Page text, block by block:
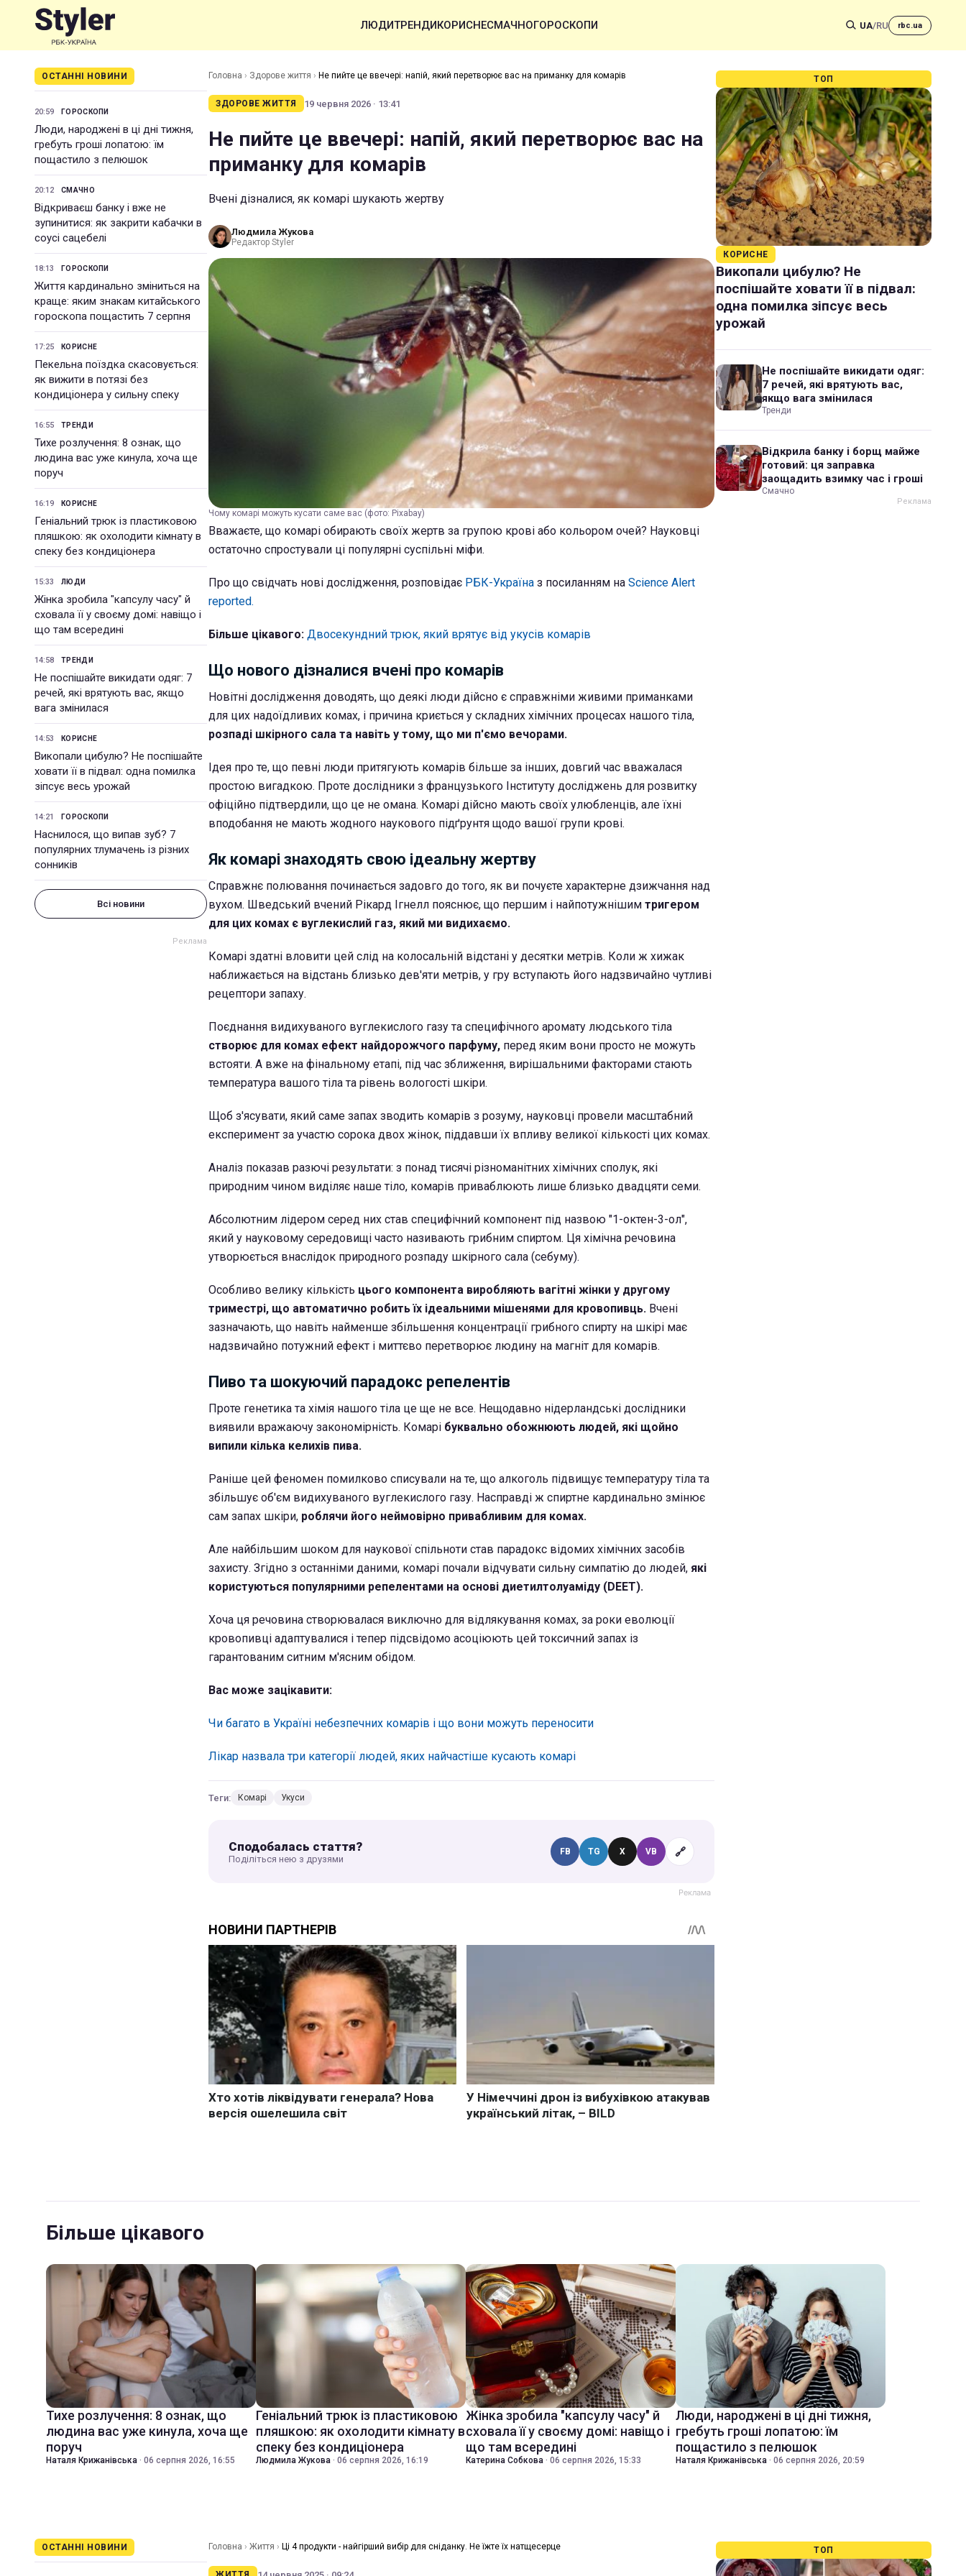
ЛЮДИТРЕНДИКОРИСНЕСМАЧНОГОРОСКОПИ UA/RU rbc.ua
ОСТАННІ НОВИНИ
20:59 ГОРОСКОПИ
Люди, народжені в ці дні тижня,
гребуть гроші лопатою: їм
пощастило з пелюшок
20:12 СМАЧНО
Відкриваєш банку і вже не
зупинитися: як закрити кабачки в
соусі сацебелі
18:13 ГОРОСКОПИ
Життя кардинально зміниться на
краще: яким знакам китайського
гороскопа пощастить 7 серпня
17:25 КОРИСНЕ
Пекельна поїздка скасовується:
як вижити в потязі без
кондиціонера у сильну спеку
16:55 ТРЕНДИ
Тихе розлучення: 8 ознак, що
людина вас уже кинула, хоча ще
поруч
16:19 КОРИСНЕ
Геніальний трюк із пластиковою
пляшкою: як охолодити кімнату в
спеку без кондиціонера
15:33 ЛЮДИ
Жінка зробила "капсулу часу" й
сховала її у своєму домі: навіщо і
що там всередині
14:58 ТРЕНДИ
Не поспішайте викидати одяг: 7
речей, які врятують вас, якщо
вага змінилася
14:53 КОРИСНЕ
Викопали цибулю? Не поспішайте
ховати її в підвал: одна помилка
зіпсує весь урожай
14:21 ГОРОСКОПИ
Наснилося, що випав зуб? 7
популярних тлумачень із різних
сонників
Всі новини
Головна › Здорове життя › Не пийте це ввечері: напій, який перетворює вас на приманку для комарів
ЗДОРОВЕ ЖИТТЯ 19 червня 2026 · 13:41
Не пийте це ввечері: напій, який перетворює вас на
приманку для комарів
Вчені дізналися, як комарі шукають жертву
Людмила Жукова
Редактор Styler
Чому комарі можуть кусати саме вас (фото: Pixabay)
Вважаєте, що комарі обирають своїх жертв за групою крові або кольором очей? Науковці
остаточно спростували ці популярні суспільні міфи.
Про що свідчать нові дослідження, розповідає РБК-Україна з посиланням на Science Alert
reported.
Більше цікавого: Двосекундний трюк, який врятує від укусів комарів
Що нового дізналися вчені про комарів
Новітні дослідження доводять, що деякі люди дійсно є справжніми живими приманками
для цих надоїдливих комах, і причина криється у складних хімічних процесах нашого тіла,
розпаді шкірного сала та навіть у тому, що ми п'ємо вечорами.
Ідея про те, що певні люди притягують комарів більше за інших, довгий час вважалася
простою вигадкою. Проте дослідники з французького Інституту досліджень для розвитку
офіційно підтвердили, що це не омана. Комарі дійсно мають своїх улюбленців, але їхні
вподобання не мають жодного наукового підґрунтя щодо вашої групи крові.
Як комарі знаходять свою ідеальну жертву
Справжнє полювання починається задовго до того, як ви почуєте характерне дзижчання над
вухом. Шведський вчений Рікард Ігнелл пояснює, що першим і найпотужнішим тригером
для цих комах є вуглекислий газ, який ми видихаємо.
Комарі здатні вловити цей слід на колосальній відстані у десятки метрів. Коли ж хижак
наближається на відстань близько дев'яти метрів, у гру вступають його надзвичайно чутливі
рецептори запаху.
Поєднання видихуваного вуглекислого газу та специфічного аромату людського тіла
створює для комах ефект найдорожчого парфуму, перед яким вони просто не можуть
встояти. А вже на фінальному етапі, під час зближення, вирішальними факторами стають
температура вашого тіла та рівень вологості шкіри.
Щоб з'ясувати, який саме запах зводить комарів з розуму, науковці провели масштабний
експеримент за участю сорока двох жінок, піддавши їх впливу великої кількості цих комах.
Аналіз показав разючі результати: з понад тисячі різноманітних хімічних сполук, які
природним чином виділяє наше тіло, комарів приваблюють лише близько двадцяти семи.
Абсолютним лідером серед них став специфічний компонент під назвою "1-октен-3-ол",
який у науковому середовищі часто називають грибним спиртом. Ця хімічна речовина
утворюється внаслідок природного розпаду шкірного сала (себуму).
Особливо велику кількість цього компонента виробляють вагітні жінки у другому
триместрі, що автоматично робить їх ідеальними мішенями для кровопивць. Вчені
зазначають, що навіть найменше збільшення концентрації грибного спирту на шкірі має
надзвичайно потужний ефект і миттєво перетворює людину на магніт для комарів.
Пиво та шокуючий парадокс репелентів
Проте генетика та хімія нашого тіла це ще не все. Нещодавно нідерландські дослідники
виявили вражаючу закономірність. Комарі буквально обожнюють людей, які щойно
випили кілька келихів пива.
Раніше цей феномен помилково списували на те, що алкоголь підвищує температуру тіла та
збільшує об'єм видихуваного вуглекислого газу. Насправді ж спиртне кардинально змінює
сам запах шкіри, роблячи його неймовірно привабливим для комах.
Але найбільшим шоком для наукової спільноти став парадокс відомих хімічних засобів
захисту. Згідно з останніми даними, комарі почали відчувати сильну симпатію до людей, які
користуються популярними репелентами на основі диетилтолуаміду (DEET).
Хоча ця речовина створювалася виключно для відлякування комах, за роки еволюції
кровопивці адаптувалися і тепер підсвідомо асоціюють цей токсичний запах із
гарантованим ситним м'ясним обідом.
Вас може зацікавити:
Чи багато в Україні небезпечних комарів і що вони можуть переносити
Лікар назвала три категорії людей, яких найчастіше кусають комарі
Теги: Комарі Укуси
Сподобалась стаття?
Поділіться нею з друзями
FB TG X VB 🔗
ТОП
КОРИСНЕ
Викопали цибулю? Не
поспішайте ховати її в підвал:
одна помилка зіпсує весь
урожай
Не поспішайте викидати одяг:
7 речей, які врятують вас,
якщо вага змінилася
Тренди
Відкрила банку і борщ майже
готовий: ця заправка
заощадить взимку час і гроші
Смачно
Більше цікавого
Тихе розлучення: 8 ознак, що
людина вас уже кинула, хоча ще
поруч
Наталя Крижанівська · 06 серпня 2026, 16:55
Геніальний трюк із пластиковою
пляшкою: як охолодити кімнату в
спеку без кондиціонера
Людмила Жукова · 06 серпня 2026, 16:19
Жінка зробила "капсулу часу" й
сховала її у своєму домі: навіщо і
що там всередині
Катерина Собкова · 06 серпня 2026, 15:33
Люди, народжені в ці дні тижня,
гребуть гроші лопатою: їм
пощастило з пелюшок
Наталя Крижанівська · 06 серпня 2026, 20:59
ОСТАННІ НОВИНИ Головна › Життя › Ці 4 продукти - найгірший вибір для сніданку. Не їжте їх натщесерце ТОП